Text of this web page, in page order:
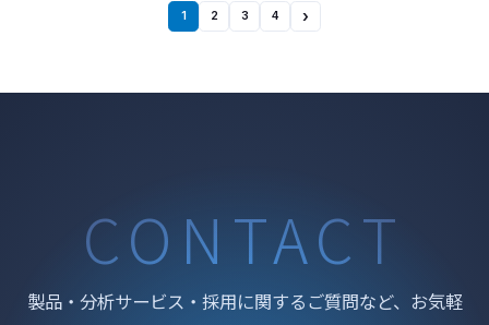
1 2 3 4 ›
CONTACT
製品・分析サービス・採用に関するご質問など、お気軽